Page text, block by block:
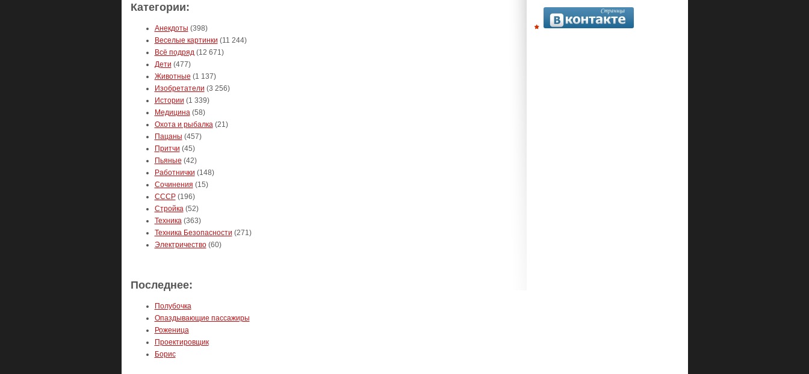
Категории:
Анекдоты (398)
Веселые картинки (11 244)
Всё подряд(12 671)
Дети (477)
Животные (1 137)
Изобретатели (3 256)
Истории (1 339)
Медицина(58)
Охота и рыбалка(21)
Пацаны (457)
Притчи (45)
Пьяные (42)
Работнички (148)
Сочинения (15)
СССР(196)
Стройка(52)
Техника(363)
Техника Безопасности (271)
Электричество(60)
Последнее:
Полубочка
Опаздывающие пассажиры
Роженица
Проектировщик
Борис